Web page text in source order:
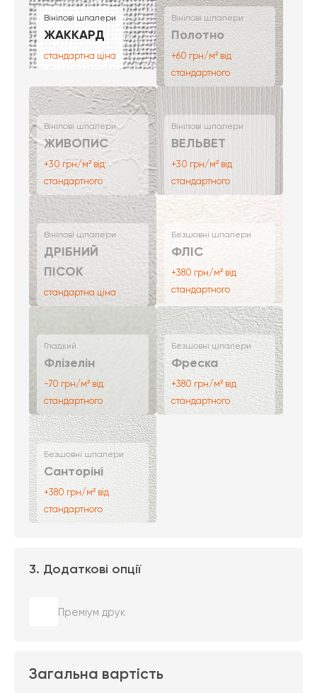
Вінілові шпалери
ЖАККАРД
стандартна ціна
Вінілові шпалери
Полотно
+60 грн/м² від
стандартного
Вінілові шпалери
ЖИВОПИС
+30 грн/м² від
стандартного
Вінілові шпалери
ВЕЛЬВЕТ
+30 грн/м² від
стандартного
Вінілові шпалери
ДРІБНИЙ
ПІСОК
стандартна ціна
Безшовні шпалери
ФЛІС
+380 грн/м² від
стандартного
Гладкий
Флізелін
-70 грн/м² від
стандартного
Безшовні шпалери
Фреска
+380 грн/м² від
стандартного
Безшовні шпалери
Санторіні
+380 грн/м² від
стандартного
3. Додаткові опції
Преміум друк
Загальна вартість